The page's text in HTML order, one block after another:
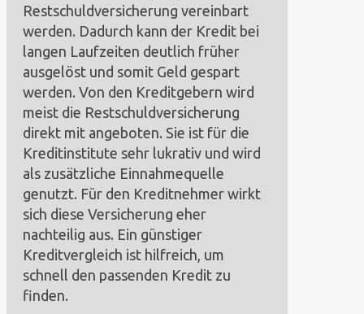
Restschuldversicherung vereinbart
werden. Dadurch kann der Kredit bei
langen Laufzeiten deutlich früher
ausgelöst und somit Geld gespart
werden. Von den Kreditgebern wird
meist die Restschuldversicherung
direkt mit angeboten. Sie ist für die
Kreditinstitute sehr lukrativ und wird
als zusätzliche Einnahmequelle
genutzt. Für den Kreditnehmer wirkt
sich diese Versicherung eher
nachteilig aus. Ein günstiger
Kreditvergleich ist hilfreich, um
schnell den passenden Kredit zu
finden.